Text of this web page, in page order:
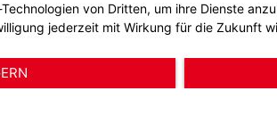
Cookie-Einstellungen
von Dritten, um ihre Dienste
jederzeit mit Wirkung für die Zukunft